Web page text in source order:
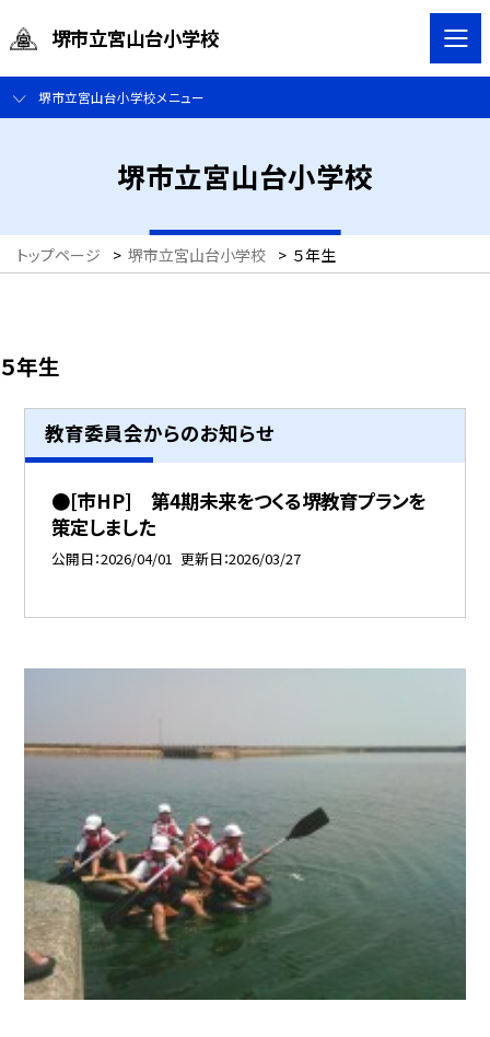
堺市立宮山台小学校
堺市立宮山台小学校メニュー
堺市立宮山台小学校
トップページ > 堺市立宮山台小学校 > ５年生
５年生
教育委員会からのお知らせ
●[市HP] 第4期未来をつくる堺教育プランを
策定しました
公開日 2026/04/01 更新日 2026/03/27